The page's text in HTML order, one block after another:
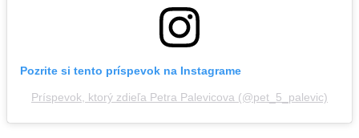
Pozrite si tento príspevok na Instagrame
Príspevok, ktorý zdieľa Petra Palevicova (@pet_5_palevic)